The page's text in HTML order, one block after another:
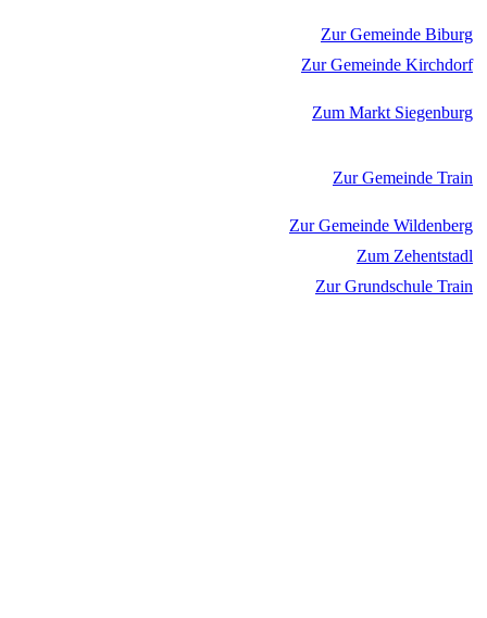
Zur Gemeinde Biburg
Zur Gemeinde Kirchdorf
Zum Markt Siegenburg
Zur Gemeinde Train
Zur Gemeinde Wildenberg
Zum Zehentstadl
Zur Grundschule Train